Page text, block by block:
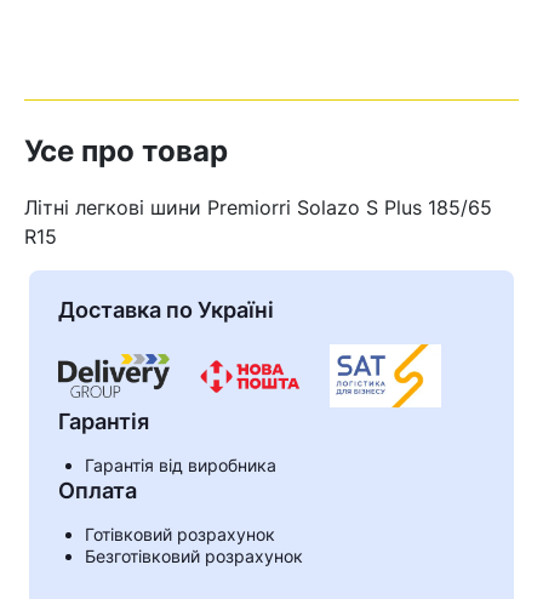
Кошик
У кошику немає товарів.
Усе про товар
Літні легкові шини Premiorri Solazo S Plus 185/65
R15
Доставка по Україні
Гарантія
Гарантія від виробника
Оплата
Готівковий розрахунок
Безготівковий розрахунок